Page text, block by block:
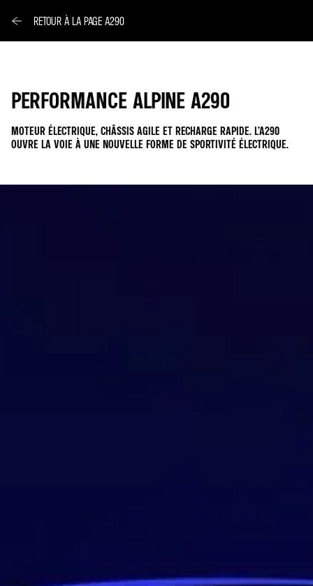
RETOUR À LA PAGE A290
PERFORMANCE ALPINE A290
MOTEUR ÉLECTRIQUE, CHÂSSIS AGILE ET RECHARGE RAPIDE. L’A290
OUVRE LA VOIE À UNE NOUVELLE FORME DE SPORTIVITÉ ÉLECTRIQUE.